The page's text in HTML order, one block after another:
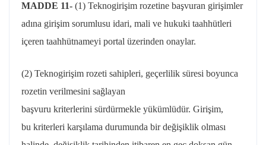
MADDE 11- (1) Teknogirişim rozetine başvuran girişimler
adına girişim sorumlusu idari, mali ve hukuki taahhütleri
içeren taahhütnameyi portal üzerinden onaylar.
(2) Teknogirişim rozeti sahipleri, geçerlilik süresi boyunca
rozetin verilmesini sağlayan
başvuru kriterlerini sürdürmekle yükümlüdür. Girişim,
bu kriterleri karşılama durumunda bir değişiklik olması